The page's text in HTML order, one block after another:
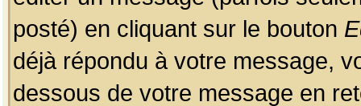
posté) en cliquant sur le bouton
déjà répondu à votre message,
dessous de votre message en